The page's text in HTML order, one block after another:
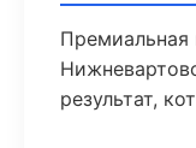
Премиальная
результат,